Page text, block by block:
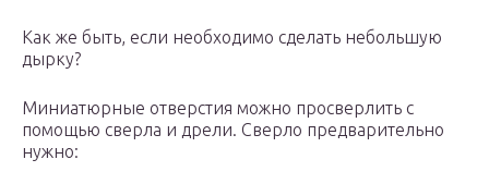
Как же быть, если необходимо сделать небольшую
дырку?
Миниатюрные отверстия можно просверлить с
помощью сверла и дрели. Сверло предварительно
нужно: